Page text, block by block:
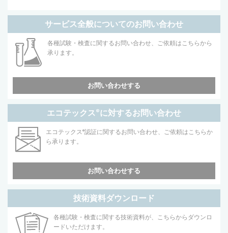
サービス全般についてのお問い合わせ
各種試験・検査に関するお問い合わせ、ご依頼はこちらから
承ります。
お問い合わせする
エコテックス®に対するお問い合わせ
エコテックス®認証に関するお問い合わせ、ご依頼はこちらか
ら承ります。
お問い合わせする
技術資料ダウンロード
各種試験・検査に関する技術資料が、こちらからダウンロ
ードいただけます。